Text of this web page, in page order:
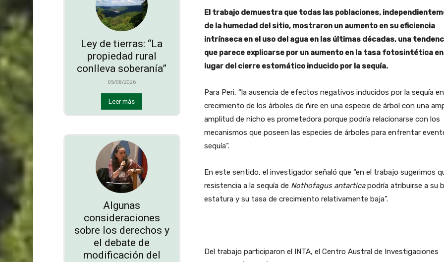
Ley de tierras: “La
propiedad rural
conlleva soberanía”
05/08/2026
Leer más
Algunas
consideraciones
sobre los derechos y
el debate de
modificación del
El trabajo demuestra que todas las poblaciones,
de la humedad del sitio, mostraron un aumento en su eficiencia
intrínseca en el uso del agua en las últimas décadas, una
que parece explicarse por un aumento en la tasa fotosintética en
lugar del cierre estomático inducido por la sequía.
Para Peri, “la ausencia de efectos negativos inducidos por la sequía
crecimiento de los árboles de ñire en una especie de árbol con una
amplitud de nicho es prometedora porque podría relacionarse con los
mecanismos que poseen las especies de árboles para enfrentar
sequía”.
En este sentido, el investigador señaló que “en el trabajo sugerimos
resistencia a la sequía de Nothofagus antarticapodría atribuirse a su
estatura y su tasa de crecimiento relativamente baja”.
Del trabajo participaron el INTA, el Centro Austral de Investigaciones